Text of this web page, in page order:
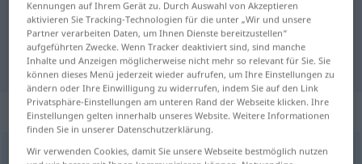
Übersetzung für "overgieten"
"overgieten" Deutsch Übersetzung
„overgieten“: werkwoord
overgieten [-ˈɣ̊iˑt-]v <overgieten>
Kennungen auf Ihrem Gerät zu. Durch Auswahl von Akzeptieren
aktivieren Sie Tracking-Technologien für die unter „Wir und unsere
Partner verarbeiten Daten, um Ihnen Dienste bereitzustellen“
aufgeführten Zwecke. Wenn Tracker deaktiviert sind, sind manche
Inhalte und Anzeigen möglicherweise nicht mehr so relevant für Sie. Sie
können dieses Menü jederzeit wieder aufrufen, um Ihre Einstellungen zu
ändern oder Ihre Einwilligung zu widerrufen, indem Sie auf den Link
Privatsphäre-Einstellungen am unteren Rand der Webseite klicken. Ihre
Einstellungen gelten innerhalb unseres Website. Weitere Informationen
finden Sie in unserer Datenschutzerklärung.
Wir verwenden Cookies, damit Sie unsere Webseite bestmöglich nutzen